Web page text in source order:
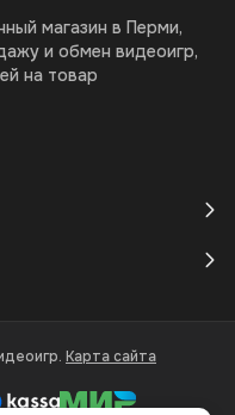
магазин в Перми,
и обмен видеоигр,
на товар
Карта сайта